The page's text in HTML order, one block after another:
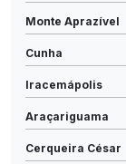
Monte Aprazível
Cunha
Iracemápolis
Araçariguama
Cerqueira César